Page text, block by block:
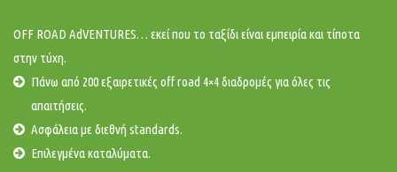
OFF ROAD AdVENTURES… εκεί που το ταξίδι είναι εμπειρία και τίποτα
στην τύχη.
Πάνω από 200 εξαιρετικές off road 4×4 διαδρομές για όλες τις
απαιτήσεις.
Ασφάλεια με διεθνή standards.
Επιλεγμένα καταλύματα.